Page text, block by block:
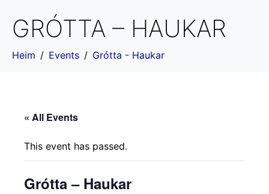
GRÓTTA – HAUKAR
Heim Events Grótta - Haukar
« All Events
This event has passed.
Grótta – Haukar